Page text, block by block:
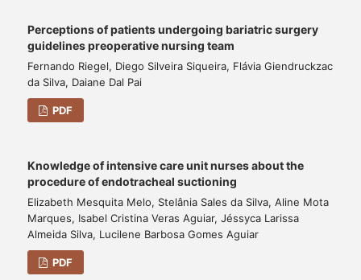
Perceptions of patients undergoing bariatric surgery
guidelines preoperative nursing team
Fernando Riegel, Diego Silveira Siqueira, Flávia Giendruckzac
da Silva, Daiane Dal Pai
PDF
Knowledge of intensive care unit nurses about the
procedure of endotracheal suctioning
Elizabeth Mesquita Melo, Stelânia Sales da Silva, Aline Mota
Marques, Isabel Cristina Veras Aguiar, Jéssyca Larissa
Almeida Silva, Lucilene Barbosa Gomes Aguiar
PDF